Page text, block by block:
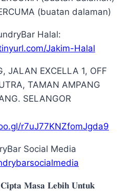
(buatan dalaman)
Halal:
Jakim-Halal
JALAN EXCELLA 1, OFF
TAMAN AMPANG
SELANGOR
r7uJ77KNZfomJgda9
Social Media
𝐌𝐚𝐬𝐚 𝐋𝐞𝐛𝐢𝐡 𝐔𝐧𝐭𝐮𝐤